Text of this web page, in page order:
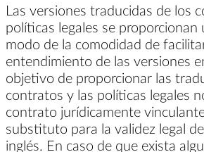
Las versiones traducidas de los
políticas legales se proporcionan
modo de la comodidad de
entendimiento de las versiones
objetivo de proporcionar las
contratos y las políticas legales
contrato jurídicamente
substituto para la validez legal
inglés. En caso de que exista